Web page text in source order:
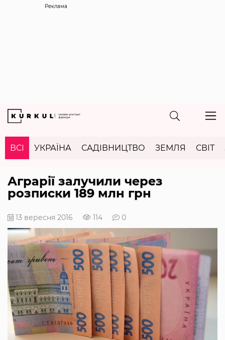
Реклама
ВСІ УКРАЇНА САДІВНИЦТВО ЗЕМЛЯ СВІТ
Аграрії залучили через
розписки 189 млн грн
13 вересня 2016 114 0